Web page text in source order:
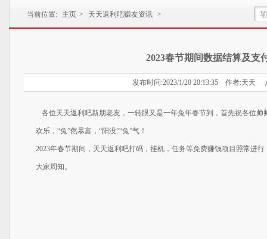
当前位置: 主页 > 天天返利吧赚友资讯 >
2023春节期间数据结算及支
发布时间:2023/1/20 20:13:35 作者:天天
各位天天返利吧新朋老友，一转眼又是一年兔年春节到，首先祝各位帅
欢乐，“兔”然暴富，“阳没”“兔”气！
2023年春节期间，天天返利吧打码，挂机，任务等免费赚钱项目照常进
大家周知。